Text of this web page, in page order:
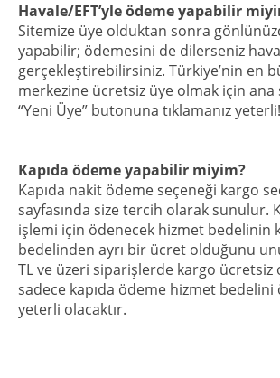
Havale/EFT’yle ödeme yapabilir
Sitemize üye olduktan sonra
yapabilir; ödemesini de dilerseniz
gerçekleştirebilirsiniz. Türkiye’nin en
merkezine ücretsiz üye olmak için ana
“Yeni Üye” butonuna tıklamanız yeterli!
Kapıda ödeme yapabilir miyim?
Kapıda nakit ödeme seçeneği kargo
sayfasında size tercih olarak sunulur.
işlemi için ödenecek hizmet bedelinin
bedelinden ayrı bir ücret olduğunu
TL ve üzeri siparişlerde kargo ücretsiz
sadece kapıda ödeme hizmet bedelini
yeterli olacaktır.